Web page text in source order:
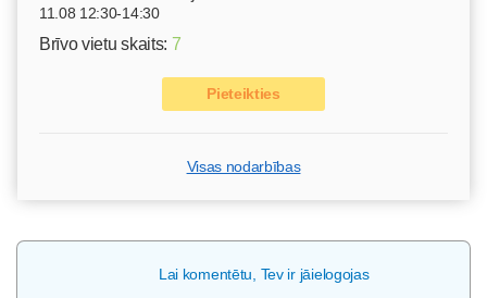
11.08 12:30-14:30
Brīvo vietu skaits: 7
Pieteikties
Visas nodarbības
Lai komentētu, Tev ir jāielogojas